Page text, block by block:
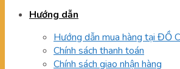
Hướng dẫn
Hướng dẫn mua hàng tại ĐỒ
Chính sách thanh toán
Chính sách giao nhận hàng